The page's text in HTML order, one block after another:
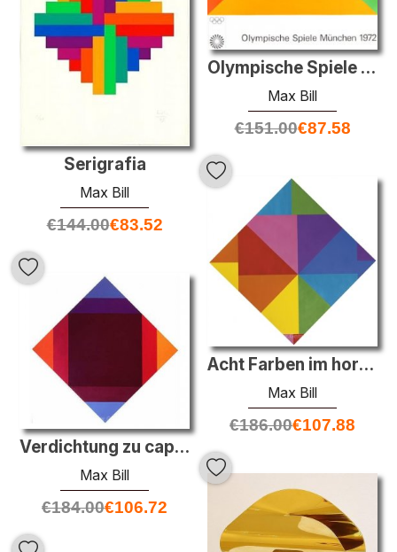
Olympische Spiele München
Max Bill
€151.00€87.58
Serigrafia
Max Bill
€144.00€83.52
Acht Farben im horizontal-diagonal-quadtrat
Max Bill
€186.00€107.88
Verdichtung zu caput mortuum
Max Bill
€184.00€106.72